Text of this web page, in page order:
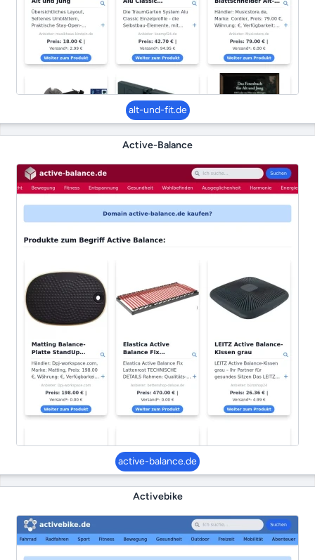
alt-und-fit.de
Active-Balance
active-balance.de
Activebike